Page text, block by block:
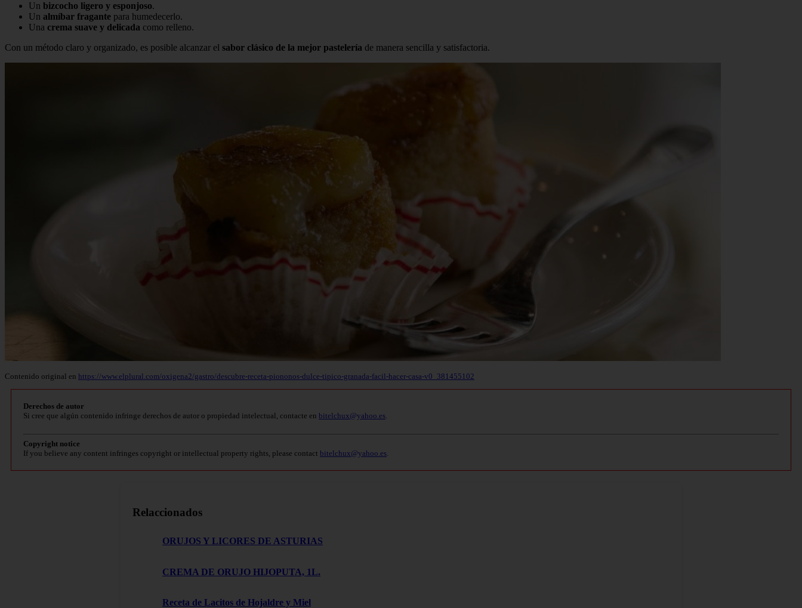
Un bizcocho ligero y esponjoso.
Un almíbar fragante para humedecerlo.
Una crema suave y delicada como relleno.
Con un método claro y organizado, es posible alcanzar el sabor clásico de la mejor pastelería de manera sencilla y satisfactoria.
Contenido original en https://www.elplural.com/oxigena2/gastro/descubre-receta-piononos-dulce-tipico-granada-facil-hacer-casa-v0_381455102
Derechos de autor
Si cree que algún contenido infringe derechos de autor o propiedad intelectual, contacte en bitelchux@yahoo.es
Copyright notice
If you believe any content infringes copyright or intellectual property rights, please contact bitelchux@yahoo.es
Relaccionados
ORUJOS Y LICORES DE ASTURIAS
CREMA DE ORUJO HIJOPUTA, 1L.
Receta de Lacitos de Hojaldre y Miel